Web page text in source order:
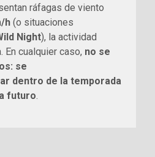
ráfagas de viento
h (o situaciones
Night), la actividad
En cualquier caso, no se
se
dentro de la temporada
futuro.